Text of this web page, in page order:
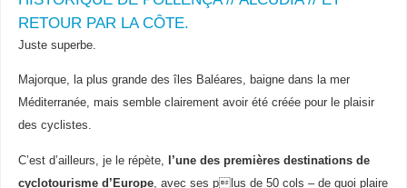
RETOUR PAR LA CÔTE.
Juste superbe.
Majorque, la plus grande des îles Baléares, baigne dans la mer
Méditerranée, mais semble clairement avoir été créée pour le plaisir
des cyclistes.
C’est d’ailleurs, je le répète,
l’une des premières destinations de
cyclotourisme d’Europe, avec ses plus de 50 cols – de quoi plaire